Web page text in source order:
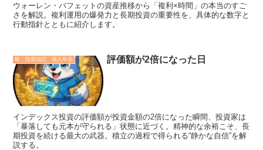
ウォーレン・バフェットの資産推移から「複利×時間」の本当のすご
さを解説。複利運用の爆発力と長期投資の重要性を、具体的な数字と
行動指針とともに紹介します。
株 投資信託 個人年金 評価額が2倍になった日
インデックス投資の評価額が投資金額の2倍になった瞬間、投資家は
「暴落しても元本が守られる」状態に近づく。精神的な余裕こそ、長
期投資を続ける最大の武器。積立の過程で得られる“静かな自信”を解
説する。